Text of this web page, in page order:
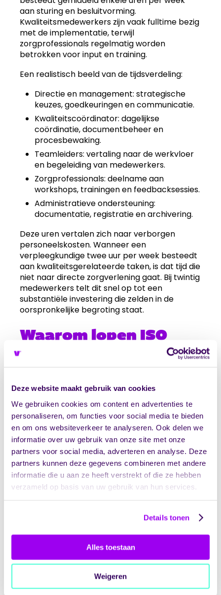
Deze website maakt gebruik van cookies
We gebruiken cookies om content en advertenties te
personaliseren, om functies voor social media te bieden
en om ons websiteverkeer te analyseren. Ook delen we
informatie over uw gebruik van onze site met onze
partners voor social media, adverteren en analyse. Deze
partners kunnen deze gegevens combineren met andere
informatie die u aan ze heeft verstrekt of die ze hebben
verzameld op basis van uw gebruik van hun services.
Details tonen
Alles toestaan
Weigeren
aan sturing en besluitvorming.
Kwaliteitsmedewerkers zijn vaak fulltime bezig
met de implementatie, terwijl
zorgprofessionals regelmatig worden
betrokken voor input en training.
Een realistisch beeld van de tijdsverdeling:
Directie en management: strategische
keuzes, goedkeuringen en communicatie.
Kwaliteitscoördinator: dagelijkse
coördinatie, documentbeheer en
procesbewaking.
Teamleiders: vertaling naar de werkvloer
en begeleiding van medewerkers.
Zorgprofessionals: deelname aan
workshops, trainingen en feedbacksessies.
Administratieve ondersteuning:
documentatie, registratie en archivering.
Deze uren vertalen zich naar verborgen
personeelskosten. Wanneer een
verpleegkundige twee uur per week besteedt
aan kwaliteitsgerelateerde taken, is dat tijd die
niet naar directe zorgverlening gaat. Bij twintig
medewerkers telt dit snel op tot een
substantiële investering die zelden in de
oorspronkelijke begroting staat.
Waarom lopen ISO
9001-projecten vaak
ISO 9001-implementatieprojecten
overschrijden regelmatig het geplande
budget door een combinatie van
onderschatting en onvoorziene
omstandigheden. De belangrijkste oorzaak is
een te optimistische inschatting van de
huidige situatie. Organisaties denken vaak dat
ze dichter bij de norm staan dan werkelijk het
geval is.
kloof tussen de huidige werkwijze en de ISO
9001-eisen blijkt groter dan verwacht.
Scope creep: tijdens het project komen
extra verbeterpunten naar voren die
worden meegenomen.